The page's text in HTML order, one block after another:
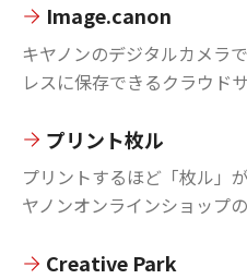
Image.canon
キヤノンのデジタルカメラ
レスに保存できるクラウド
プリント枚ル
プリントするほど「枚ル」
ヤノンオンラインショップ
Creative Park